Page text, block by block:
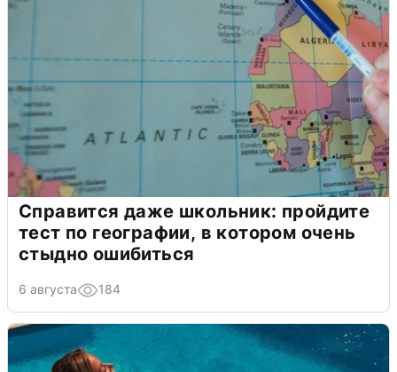
Справится даже школьник: пройдите
тест по географии, в котором очень
стыдно ошибиться
6 августа 184